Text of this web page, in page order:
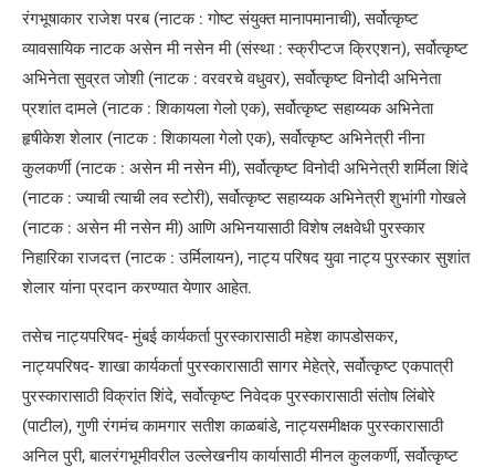
रंगभूषाकार राजेश परब (नाटक : गोष्ट संयुक्त मानापमानाची), सर्वोत्कृष्ट
व्यावसायिक नाटक असेन मी नसेन मी (संस्था : स्क्रीप्टज क्रिएशन), सर्वोत्कृष्ट
अभिनेता सुव्रत जोशी (नाटक : वरवरचे वधुवर), सर्वोत्कृष्ट विनोदी अभिनेता
प्रशांत दामले (नाटक : शिकायला गेलो एक), सर्वोत्कृष्ट सहाय्यक अभिनेता
हृषीकेश शेलार (नाटक : शिकायला गेलो एक), सर्वोत्कृष्ट अभिनेत्री नीना
कुलकर्णी (नाटक : असेन मी नसेन मी), सर्वोत्कृष्ट विनोदी अभिनेत्री शर्मिला शिंदे
(नाटक : ज्याची त्याची लव स्टोरी), सर्वोत्कृष्ट सहाय्यक अभिनेत्री शुभांगी गोखले
(नाटक : असेन मी नसेन मी) आणि अभिनयासाठी विशेष लक्षवेधी पुरस्कार
निहारिका राजदत्त (नाटक : उर्मिलायन), नाट्य परिषद युवा नाट्य पुरस्कार सुशांत
शेलार यांना प्रदान करण्यात येणार आहेत.
तसेच नाट्यपरिषद- मुंबई कार्यकर्ता पुरस्कारासाठी महेश कापडोसकर,
नाट्यपरिषद- शाखा कार्यकर्ता पुरस्कारासाठी सागर मेहेत्रे, सर्वोत्कृष्ट एकपात्री
पुरस्कारासाठी विक्रांत शिंदे, सर्वोत्कृष्ट निवेदक पुरस्कारासाठी संतोष लिंबोरे
(पाटील), गुणी रंगमंच कामगार सतीश काळबांडे, नाट्यसमीक्षक पुरस्कारासाठी
अनिल पुरी, बालरंगभूमीवरील उल्लेखनीय कार्यासाठी मीनल कुलकर्णी, सर्वोत्कृष्ट